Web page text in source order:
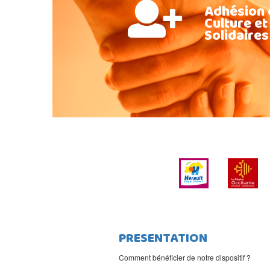
Adhésion
Culture
PRESENTATION
Comment bénéficier de notre dispositif ?